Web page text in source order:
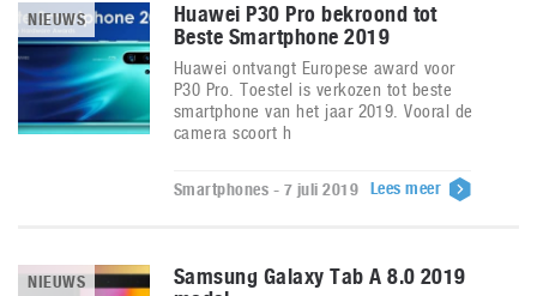
NIEUWS
Huawei P30 Pro bekroond tot
Beste Smartphone 2019
Huawei ontvangt Europese award voor
P30 Pro. Toestel is verkozen tot beste
smartphone van het jaar 2019. Vooral de
camera scoort h
Smartphones - 7 juli 2019 Lees meer
NIEUWS
Samsung Galaxy Tab A 8.0 2019